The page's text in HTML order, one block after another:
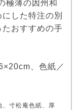
極薄の因州和
した特注の別
おすすめの手
、色紙／
寸松庵色紙、厚